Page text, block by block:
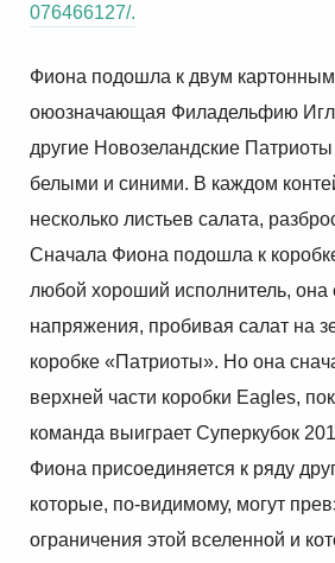
076466127/.
Фиона подошла к двум
оюозначающая Филадельфию
другие Новозеландские
белыми и синими. В каждом
несколько листьев салата,
Сначала Фиона подошла к
любой хороший исполнитель, она
напряжения, пробивая салат на
коробке «Патриоты». Но она
верхней части коробки Eagles,
команда выиграет Суперкубок
Фиона присоединяется к ряду
которые, по-видимому, могут
ограничения этой вселенной и